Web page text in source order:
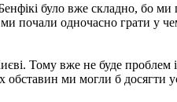
було вже складно, бо
почали одночасно грати у
Тому вже не буде
ми могли б досягти